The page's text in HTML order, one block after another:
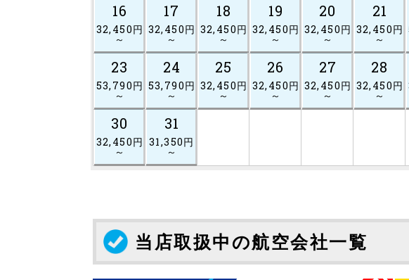
16
32,450円
～
17
32,450円
～
18
32,450円
～
19
32,450円
～
20
32,450円
～
21
32,450円
～
23
53,790円
～
24
53,790円
～
25
32,450円
～
26
32,450円
～
27
32,450円
～
28
32,450円
～
30
32,450円
～
31
31,350円
～
当店取扱中の航空会社一覧